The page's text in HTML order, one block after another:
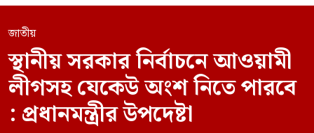
জাতীয়
স্থানীয় সরকার নির্বাচনে আওয়ামী
লীগসহ যেকেউ অংশ নিতে পারবে
: প্রধানমন্ত্রীর উপদেষ্টা